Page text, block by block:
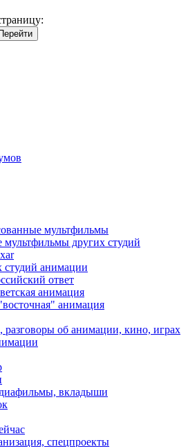
мультфильмы
мультфильмы других студий
студий анимации
ответ
анимация
анимация
об анимации, кино, играх
вкладыши
спецпроекты